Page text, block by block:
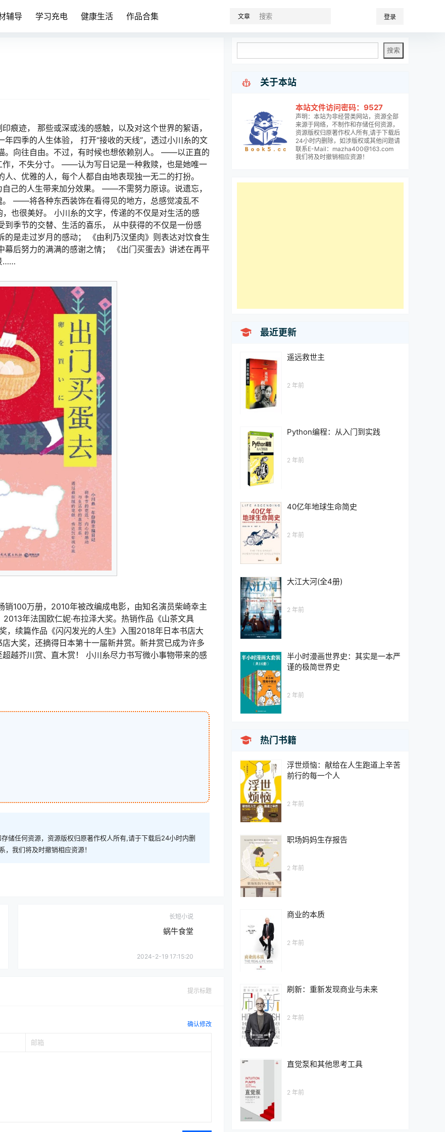
辅导 学习充电 健康生活 作品合集 文章 登录
痕迹， 那些或深或浅的感触，以及对这个世界的絮语，
四季的人生体验， 打开“接收的天线”，透过小川糸的文
向往自由。不过，有时候也想依赖别人。 ——以正直的
，不失分寸。 ——认为写日记是一种救赎，也是她唯一
、优雅的人，每个人都自由地表现独一无二的打扮。
己的人生带来加分效果。 ——不需努力原谅。说遗忘，
——将各种东西装饰在看得见的地方，总感觉凌乱不
也很美好。 小川糸的文字，传递的不仅是对生活的感
季节的交替、生活的喜乐， 从中获得的不仅是一份感
是走过岁月的感动； 《由利乃汉堡肉》则表达对饮食生
后努力的满满的感谢之情； 《出门买蛋去》讲述在再平
……
100万册，2010年被改编成电影，由知名演员柴崎幸主
年法国欧仁妮·布拉泽大奖。热销作品《山茶文具
，续篇作品《闪闪发光的人生》入围2018年日本书店大
大奖，还摘得日本第十一届新井赏。新井赏已成为许多
越芥川赏、直木赏！ 小川糸尽力书写微小事物带来的感
储任何资源，资源版权归原著作权人所有,请于下载后24小时内删
我们将及时撤销相应资源！
长短小说
蜗牛食堂
2024-2-19 17:15:20
提示标题
确认修改
 关于本站
本站文件访问密码：9527
声明：本站为非经营类网站，资源全部
来源于网络，不制作和存储任何资源，
资源版权归原著作权人所有,请于下载后
24小时内删除，如涉版权或其他问题请
联系E-Mail：mazha400@163.com
我们将及时撤销相应资源！
 最近更新
遥远救世主
2 年前
Python编程：从入门到实践
2 年前
40亿年地球生命简史
2 年前
大江大河(全4册)
2 年前
半小时漫画世界史：其实是一本严
谨的极简世界史
2 年前
 热门书籍
浮世烦恼：献给在人生跑道上辛苦
前行的每一个人
2 年前
职场妈妈生存报告
2 年前
商业的本质
2 年前
刷新：重新发现商业与未来
2 年前
直觉泵和其他思考工具
2 年前